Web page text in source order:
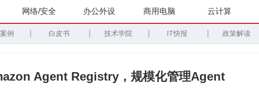
网络/安全 办公外设 商用电脑 云计算
例 白皮书 技术学院 IT快报 政策解读
Agent Registry，规模化管理Agent